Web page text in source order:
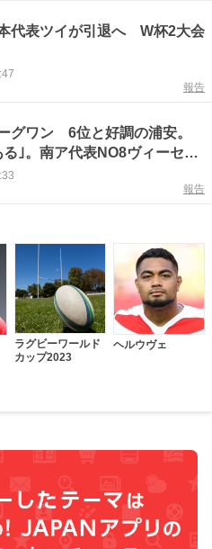
代表ツイが引退へ W杯2大会
報告
グワン 6位と好調の浦安。
る｣。南ア代表NO8ヴィーセが
#エキスパートトピ
報告
ラグビーワールド
カップ2023
ヘルウヴェ